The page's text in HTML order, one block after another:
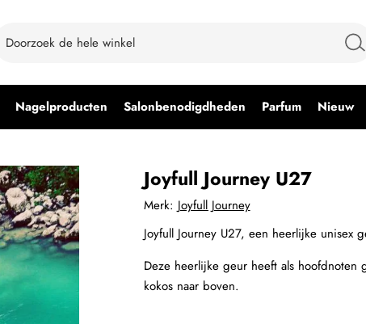
Nagelproducten Salonbenodigdheden Parfum Nieuw
Joyfull Journey U27
Merk: Joyfull Journey
Joyfull Journey U27, een heerlijke unisex
Deze heerlijke geur heeft als
kokos naar boven.